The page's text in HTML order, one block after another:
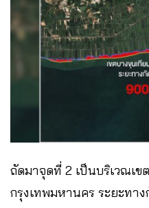
ถัดมาจุดที่ 2 เป็นบริเวณเข
กรุงเทพมหานคร ระยะทา